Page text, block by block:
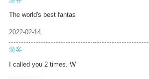
The world's best fantas
2022-02-14
游客
I called you 2 times. W